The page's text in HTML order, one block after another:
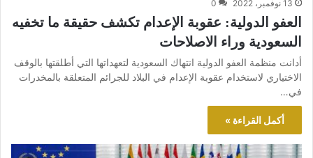
13 نوفمبر، 2022 0
العفو الدولية: عقوبة الإعدام تكشف حقيقة ما تخفيه
السعودية وراء الاصلاحات
أدانت منظمة العفو الدولية انتهاك السعودية لتعهداتها التي أطلقتها بالوقف
الاختياري لاستخدام عقوبة الإعدام في البلاد للجرائم المتعلقة بالمخدرات
في…
أكمل القراءة »